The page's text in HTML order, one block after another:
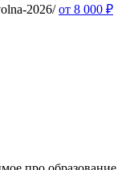
2026/ от 8 000 ₽